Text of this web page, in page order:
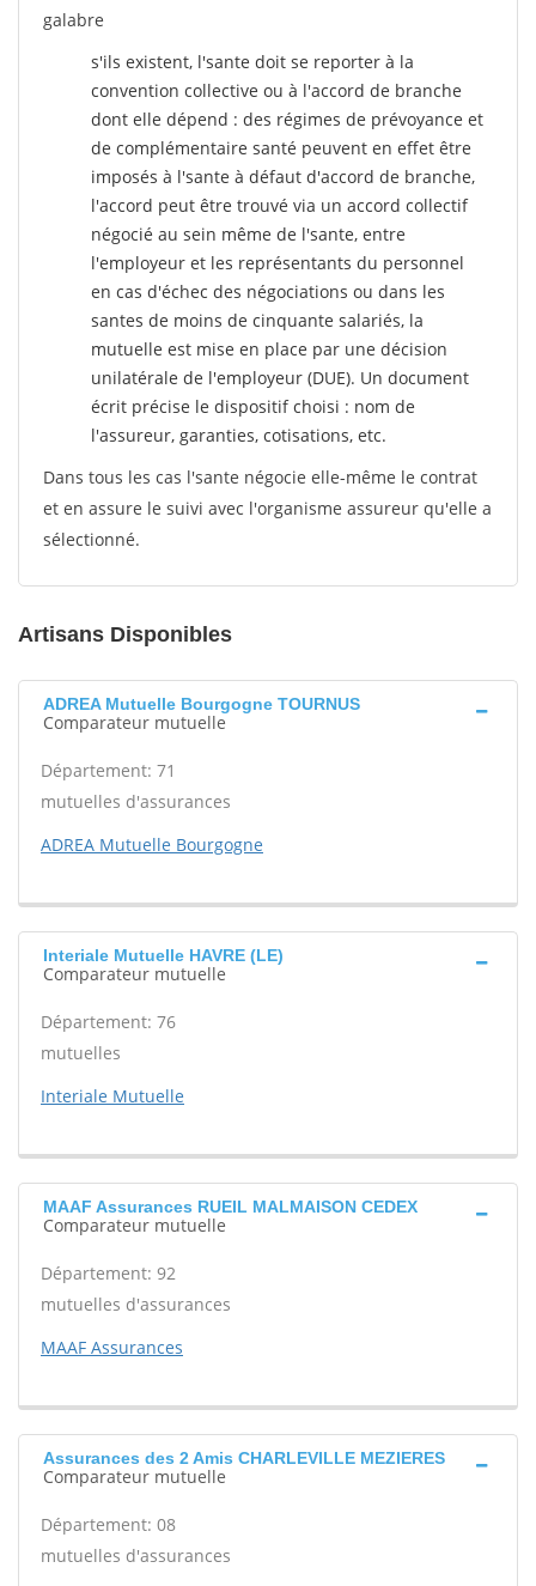
galabre
s'ils existent, l'sante doit se reporter à la
convention collective ou à l'accord de branche
dont elle dépend : des régimes de prévoyance et
de complémentaire santé peuvent en effet être
imposés à l'sante à défaut d'accord de branche,
l'accord peut être trouvé via un accord collectif
négocié au sein même de l'sante, entre
l'employeur et les représentants du personnel
en cas d'échec des négociations ou dans les
santes de moins de cinquante salariés, la
mutuelle est mise en place par une décision
unilatérale de l'employeur (DUE). Un document
écrit précise le dispositif choisi : nom de
l'assureur, garanties, cotisations, etc.
Dans tous les cas l'sante négocie elle-même le contrat
et en assure le suivi avec l'organisme assureur qu'elle a
sélectionné.
Artisans Disponibles
ADREA Mutuelle Bourgogne TOURNUS
Comparateur mutuelle
Département: 71
mutuelles d'assurances
ADREA Mutuelle Bourgogne
Interiale Mutuelle HAVRE (LE)
Comparateur mutuelle
Département: 76
mutuelles
Interiale Mutuelle
MAAF Assurances RUEIL MALMAISON CEDEX
Comparateur mutuelle
Département: 92
mutuelles d'assurances
MAAF Assurances
Assurances des 2 Amis CHARLEVILLE MEZIERES
Comparateur mutuelle
Département: 08
mutuelles d'assurances